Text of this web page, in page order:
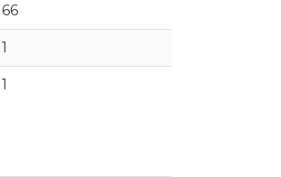
66
1
1